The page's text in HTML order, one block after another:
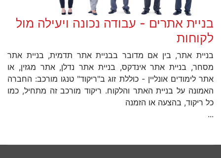
בניית אתרים - עבודה נכונה ויעילה מול
לקוחות
בניית אתר, בין אם מדובר בבניית אתר תדמית, בניית אתר
מסחר, בניית אתר אינדקס, בניית אתר נדלן, אתר מגזין, או
אתר לימודים אונליין - כוללת זוג ב"ריקוד" טנגו מורכב: החברה
האמונה על בניית האתר והלקוח. ריקוד מורכב זה מתחיל, כמו
כל ריקוד, בהצעה או הזמנה
...